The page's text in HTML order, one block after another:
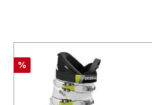
Rabatt
%